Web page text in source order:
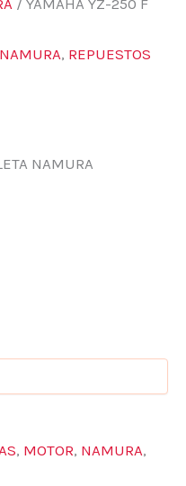
/ YAMAHA YZ-250 F
NAMURA, REPUESTOS
NAMURA
, MOTOR, NAMURA,